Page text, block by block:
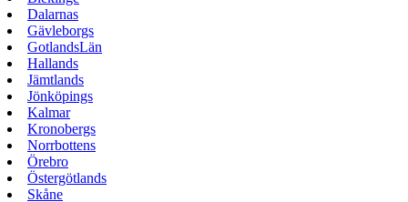
Dalarnas
Gävleborgs
GotlandsLän
Hallands
Jämtlands
Jönköpings
Kalmar
Kronobergs
Norrbottens
Örebro
Östergötlands
Skåne